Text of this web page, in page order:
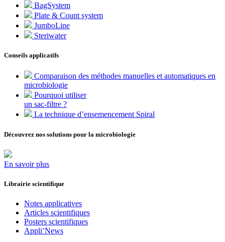
BagSystem
Plate & Count system
JumboLine
Steriwater
Conseils applicatifs
Comparaison des méthodes manuelles et automatiques en
microbiologie
Pourquoi utiliser
un sac-filtre ?
La technique d’ensemencement Spiral
Découvrez nos solutions pour la microbiologie
En savoir plus
Librairie scientifique
Notes applicatives
Articles scientifiques
Posters scientifiques
Appli’News